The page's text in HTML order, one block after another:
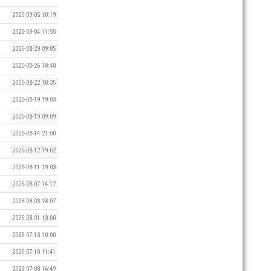
2025-09-05 10:19
2025-09-04 11:55
2025-08-29 09:05
2025-08-26 18:40
2025-08-22 10:35
2025-08-19 19:03
2025-08-19 09:09
2025-08-14 21:00
2025-08-12 19:02
2025-08-11 19:03
2025-08-07 14:17
2025-08-03 18:07
2025-08-01 13:00
2025-07-13 10:00
2025-07-10 11:41
2025-07-08 16:49